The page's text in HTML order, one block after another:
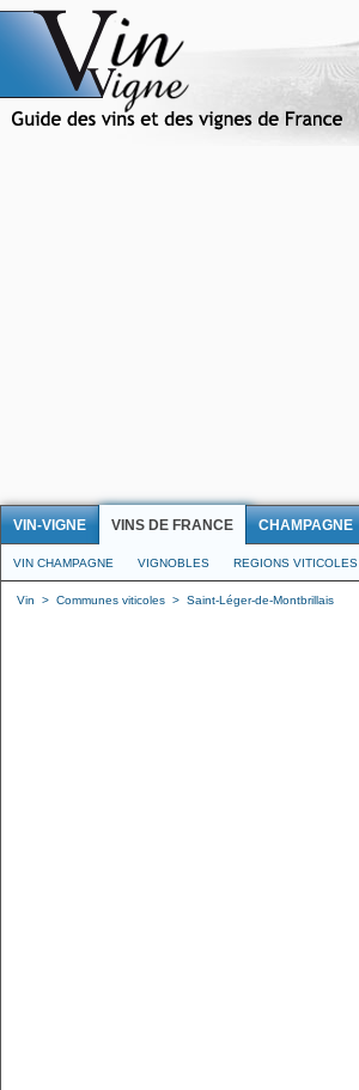
VIN-VIGNE VINS DE FRANCE CHAMPAGNE
VIN CHAMPAGNE VIGNOBLES REGIONS VITICOLES
Vin > Communes viticoles > Saint-Léger-de-Montbrillais